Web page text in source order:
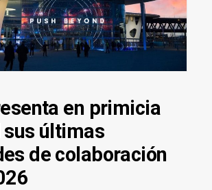
en primicia
últimas
de colaboración